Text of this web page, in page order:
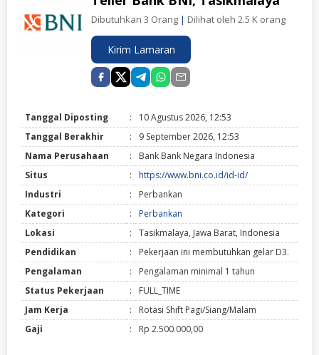
Dibutuhkan 3 Orang | Dilihat oleh 2.5 K orang
Kirim Lamaran
Tanggal Diposting :
10 Agustus 2026, 12:53
Tanggal Berakhir
:
9 September 2026, 12:53
Nama Perusahaan
:
Bank Bank Negara Indonesia
Situs
:
https://www.bni.co.id/id-id/
Industri
:
Perbankan
Kategori
:
Perbankan
Lokasi
:
Tasikmalaya, Jawa Barat, Indonesia
Pendidikan
:
Pekerjaan ini membutuhkan gelar D3.
Pengalaman
:
Pengalaman minimal 1 tahun
Status Pekerjaan
:
FULL_TIME
Jam Kerja
:
Rotasi Shift Pagi/Siang/Malam
Gaji
: Rp 2.500.000,00